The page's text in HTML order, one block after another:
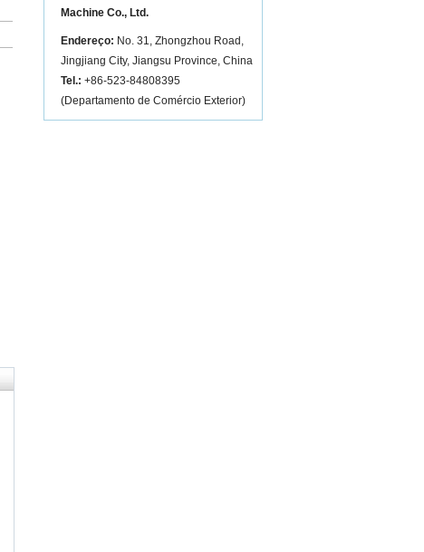
Machine Co., Ltd.
Endereço: No. 31, Zhongzhou Road,
Jingjiang City, Jiangsu Province, China
Tel.: +86-523-84808395
(Departamento de Comércio Exterior)
144 2300x3220x2000
192 4460x2200x2290 8